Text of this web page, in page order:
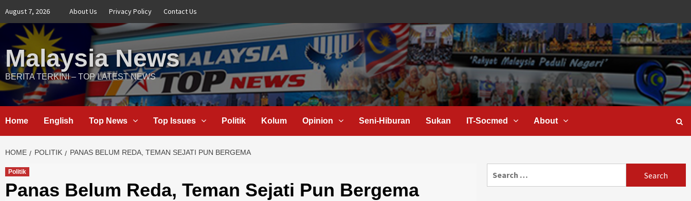
August 7, 2026 About Us Privacy Policy Contact Us
Malaysia News
BERITA TERKINI – TOP LATEST NEWS
Home English Top News Top Issues Politik Kolum Opinion Seni-Hiburan Sukan IT-Socmed About
HOME POLITIK PANAS BELUM REDA, TEMAN SEJATI PUN BERGEMA
Politik
Panas Belum Reda, Teman Sejati Pun Bergema